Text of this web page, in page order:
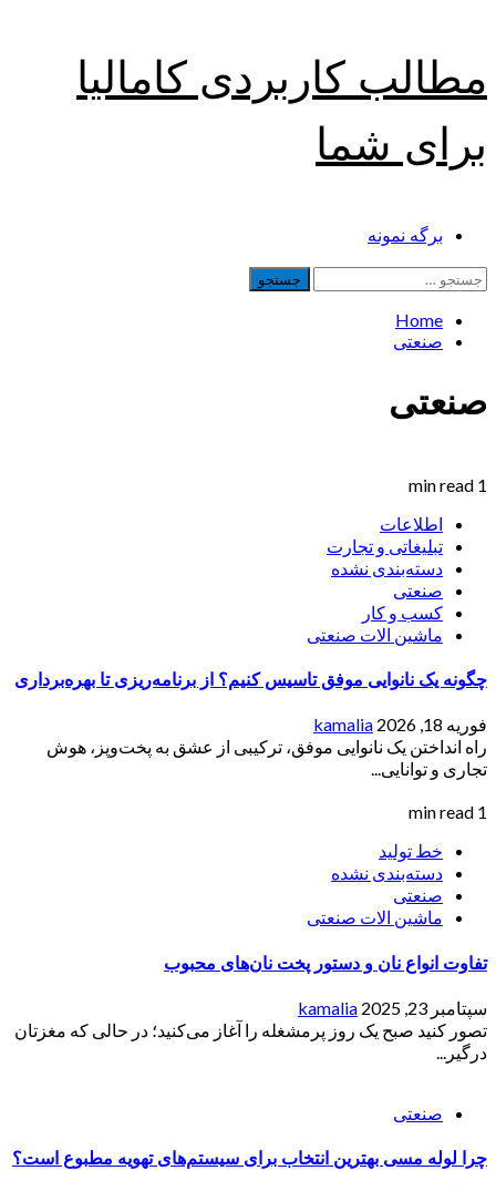
to
content
مطالب کاربردی کامالیا
برای شما
Primaryبرگه نمونه
جستجو
برای:
Home
صنعتی
صنعتی
1 min read
اطلاعات
تبلیغاتی و تجارت
دسته‌بندی نشده
صنعتی
کسب و کار
ماشین الات صنعتی
چگونه یک نانوایی موفق تاسیس کنیم؟ از برنامه‌ریزی تا بهره‌برداری
فوریه 18, 2026
kamalia
راه انداختن یک نانوایی موفق، ترکیبی از عشق به پخت‌وپز، هوش
تجاری و توانایی...
1 min read
خط تولید
دسته‌بندی نشده
صنعتی
ماشین الات صنعتی
تفاوت انواع نان و دستور پخت نان‌های محبوب
سپتامبر 23, 2025
kamalia
تصور کنید صبح یک روز پرمشغله را آغاز می‌کنید؛ در حالی که مغزتان
درگیر...
صنعتی
چرا لوله مسی بهترین انتخاب برای سیستم‌های تهویه مطبوع است؟